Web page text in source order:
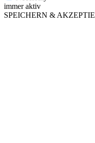
immer aktiv
SPEICHERN &